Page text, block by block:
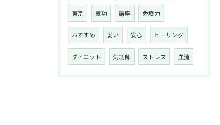
東京 気功 講座 免疫力
おすすめ 安い 安心 ヒーリング
ダイエット 気功師 ストレス 血流